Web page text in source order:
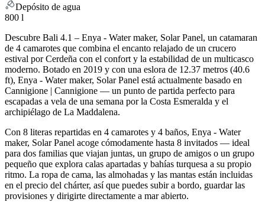
Depósito de agua
800 l
Descubre Bali 4.1 – Enya - Water maker, Solar Panel, un catamaran
de 4 camarotes que combina el encanto relajado de un crucero
estival por Cerdeña con el confort y la estabilidad de un multicasco
moderno. Botado en 2019 y con una eslora de 12.37 metros (40.6
ft), Enya - Water maker, Solar Panel está actualmente basado en
Cannigione | Cannigione — un punto de partida perfecto para
escapadas a vela de una semana por la Costa Esmeralda y el
archipiélago de La Maddalena.
Con 8 literas repartidas en 4 camarotes y 4 baños, Enya - Water
maker, Solar Panel acoge cómodamente hasta 8 invitados — ideal
para dos familias que viajan juntas, un grupo de amigos o un grupo
pequeño que explora calas apartadas y bahías turquesa a su propio
ritmo. La ropa de cama, las almohadas y las mantas están incluidas
en el precio del chárter, así que puedes subir a bordo, guardar las
provisiones y dirigirte directamente a mar abierto.